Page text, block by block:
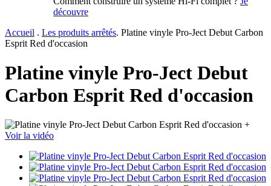
découvre
Accueil . Les produits arrêtés. Platine vinyle Pro-Ject Debut Carbon
Esprit Red d'occasion
Platine vinyle Pro-Ject Debut
Carbon Esprit Red d'occasion
+
Voir la vidéo